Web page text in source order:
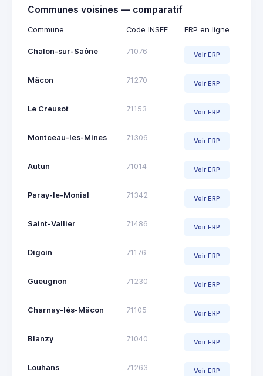
Communes voisines — comparatif
Commune Code INSEE ERP en ligne
Chalon-sur-Saône 71076 Voir ERP
Mâcon 71270 Voir ERP
Le Creusot 71153 Voir ERP
Montceau-les-Mines 71306 Voir ERP
Autun 71014 Voir ERP
Paray-le-Monial 71342 Voir ERP
Saint-Vallier 71486 Voir ERP
Digoin 71176 Voir ERP
Gueugnon 71230 Voir ERP
Charnay-lès-Mâcon 71105 Voir ERP
Blanzy 71040 Voir ERP
Louhans 71263 Voir ERP